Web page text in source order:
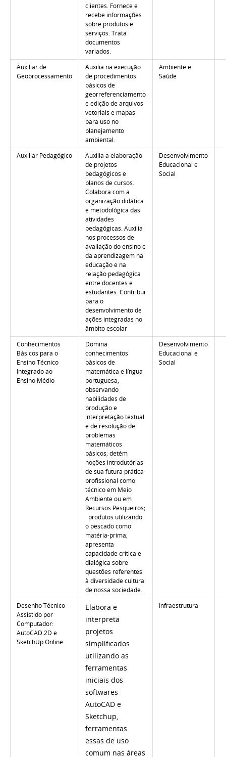
clientes. Fornece e
recebe informações
sobre produtos e
serviços. Trata
documentos
variados.
Auxiliar de
Geoprocessamento
Auxilia na execução
de procedimentos
básicos de
georreferenciamento
e edição de arquivos
vetoriais e mapas
para uso no
planejamento
ambiental.
Ambiente e
Saúde
Auxiliar Pedagógico
Auxilia a elaboração
de projetos
pedagógicos e
planos de cursos.
Colabora com a
organização didática
e metodológica das
atividades
pedagógicas. Auxilia
nos processos de
avaliação do ensino e
da aprendizagem na
educação e na
relação pedagógica
entre docentes e
estudantes. Contribui
para o
desenvolvimento de
ações integradas no
âmbito escolar
Desenvolvimento
Educacional e
Social
Conhecimentos
Básicos para o
Ensino Técnico
Integrado ao
Ensino Médio
Domina
conhecimentos
básicos de
matemática e língua
portuguesa,
observando
habilidades de
produção e
interpretação textual
e de resolução de
problemas
matemáticos
básicos; detém
noções introdutórias
de sua futura prática
profissional como
técnico em Meio
Ambiente ou em
Recursos Pesqueiros;
produtos utilizando
o pescado como
matéria-prima;
apresenta
capacidade crítica e
dialógica sobre
questões referentes
à diversidade cultural
de nossa sociedade.
Desenvolvimento
Educacional e
Social
Desenho Técnico
Assistido por
Computador:
AutoCAD 2D e
SketchUp Online
Elabora e
interpreta
projetos
simplificados
utilizando as
ferramentas
iniciais dos
softwares
AutoCAD e
Sketchup,
ferramentas
essas de uso
comum nas áreas
Infraestrutura